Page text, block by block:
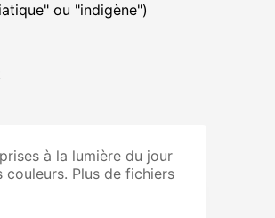
ou "indigène")
à la lumière du jour
Plus de fichiers